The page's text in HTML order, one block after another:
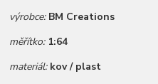
výrobce: BM Creations
měřítko: 1:64
materiál: kov / plast